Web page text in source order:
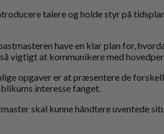
talere og holde styr på
have en klar plan for,
vigtigt at kommunikere med
opgaver er at præsentere de
interesse fanget.
skal kunne håndtere uventede